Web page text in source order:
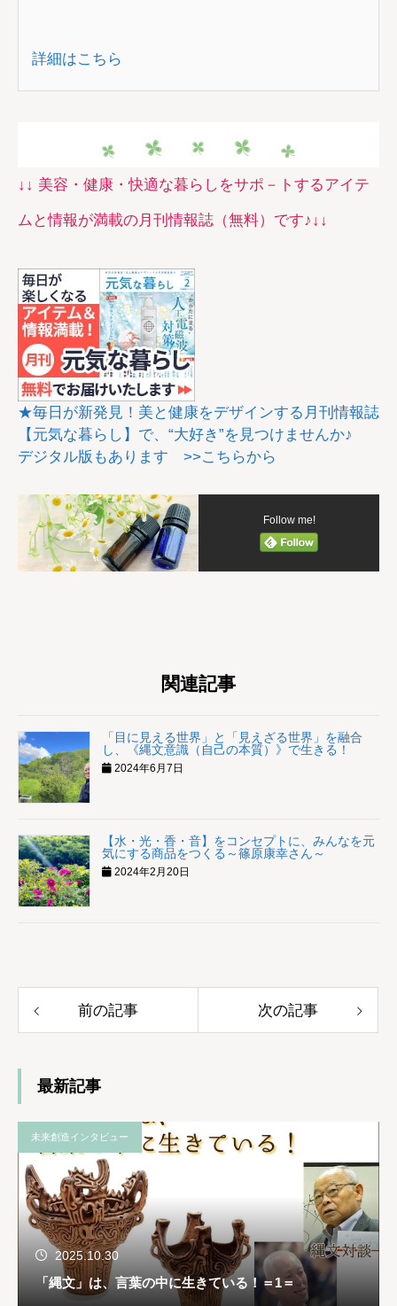
詳細はこちら
↓↓ 美容・健康・快適な暮らしをサポ－トするアイテ
ムと情報が満載の月刊情報誌（無料）です♪↓↓
★毎日が新発見！美と健康をデザインする月刊情報誌
【元気な暮らし】で、“大好き”を見つけませんか♪
デジタル版もあります >>こちらから
Follow me!
関連記事
「目に見える世界」と「見えざる世界」を融合
し、《縄文意識（自己の本質）》で生きる！
2024年6月7日
【水・光・香・音】をコンセプトに、みんなを元
気にする商品をつくる～篠原康幸さん～
2024年2月20日
前の記事 次の記事
最新記事
未来創造インタビュー
2025.10.30
「縄文」は、言葉の中に生きている！＝1＝